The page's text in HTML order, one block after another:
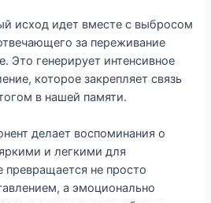
исход идет вместе с выбросом
за переживание
Это генерирует интенсивное
которое закрепляет связь
в нашей памяти.
делает воспоминания о
и легкими для
превращается не просто
а эмоционально